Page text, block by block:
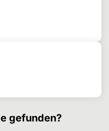
gefunden?